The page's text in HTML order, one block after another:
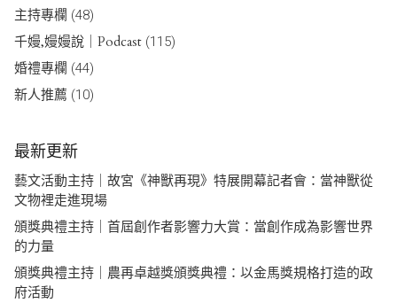
主持專欄 (48)
千嫚,嫚嫚說｜Podcast (115)
婚禮專欄 (44)
新人推薦 (10)
最新更新
藝文活動主持｜故宮《神獸再現》特展開幕記者會：當神獸從
文物裡走進現場
頒獎典禮主持｜首屆創作者影響力大賞：當創作成為影響世界
的力量
頒獎典禮主持｜農再卓越獎頒獎典禮：以金馬獎規格打造的政
府活動